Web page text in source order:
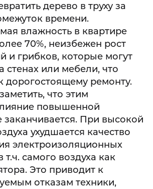
дерево в труху за
времени.
влажность в квартире
70%, неизбежен рост
и грибков, которые могут
стенах или мебели, что
дорогостоящему ремонту.
что этим
повышенной
заканчивается. При высокой
ухудшается качество
электроизоляционных
т.ч. самого воздуха как
Это приводит к
отказам техники,